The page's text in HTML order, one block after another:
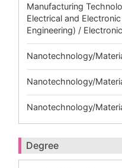
Manufacturing
Electrical and
Engineering) /
Nanotechnology/
Nanotechnology/
Nanotechnology/
Degree